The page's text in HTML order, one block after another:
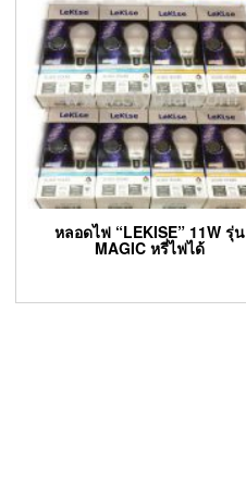
หลอดไฟ “LEKISE” 11W รุ่น
MAGIC หรี่ไฟได้